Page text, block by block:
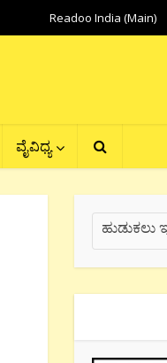
Readoo India (Main)
ವೈವಿಧ್ಯ